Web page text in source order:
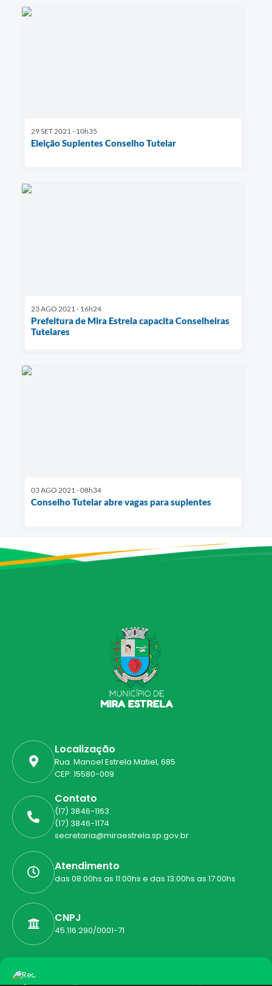
29 SET 2021 - 10h35
Eleição Suplentes Conselho Tutelar
23 AGO 2021 - 16h24
Prefeitura de Mira Estrela capacita Conselheiras
Tutelares
03 AGO 2021 - 08h34
Conselho Tutelar abre vagas para suplentes
Localização
Rua. Manoel Estrela Matiel, 685
CEP: 15580-009
Contato
(17) 3846-1163
(17) 3846-1174
secretaria@miraestrela.sp.gov.br
Atendimento
das 08:00hs as 11:00hs e das 13:00hs as 17:00hs
CNPJ
45.116.290/0001-71